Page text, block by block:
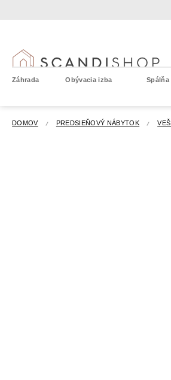
Záhrada Obývacia izba Spálňa
DOMOV PREDSIEŇOVÝ NÁBYTOK